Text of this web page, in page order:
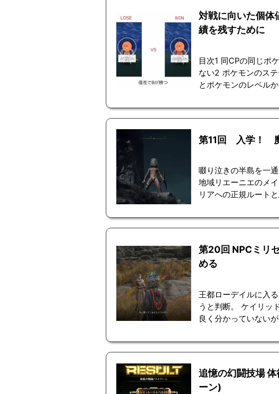
対戦に向いた個
績を残すために
目次1 同CPの同じポ
ない2 ポケモンのス
とポケモンのレベル
第11回 入学！
啜り泣きの半島を一
地域リエーニエのメ
リアへの正規ルート
第20回 NPCミリ
める
王都ローデイルに入
うと判断。 ケイリッ
良く分かっていない
追憶の幻闘技場
ーン)